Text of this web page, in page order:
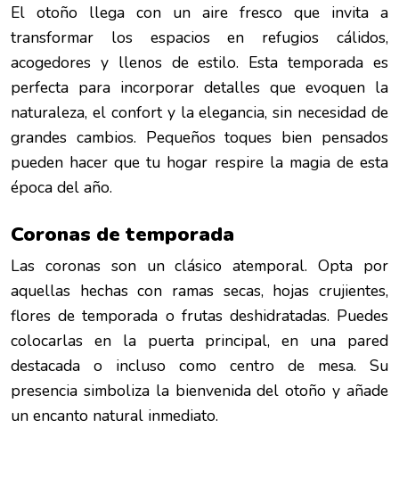
El otoño llega con un aire fresco que invita a
transformar los espacios en refugios cálidos,
acogedores y llenos de estilo. Esta temporada es
perfecta para incorporar detalles que evoquen la
naturaleza, el confort y la elegancia, sin necesidad de
grandes cambios. Pequeños toques bien pensados
pueden hacer que tu hogar respire la magia de esta
época del año.
Coronas de temporada
Las coronas son un clásico atemporal. Opta por
aquellas hechas con ramas secas, hojas crujientes,
flores de temporada o frutas deshidratadas. Puedes
colocarlas en la puerta principal, en una pared
destacada o incluso como centro de mesa. Su
presencia simboliza la bienvenida del otoño y añade
un encanto natural inmediato.